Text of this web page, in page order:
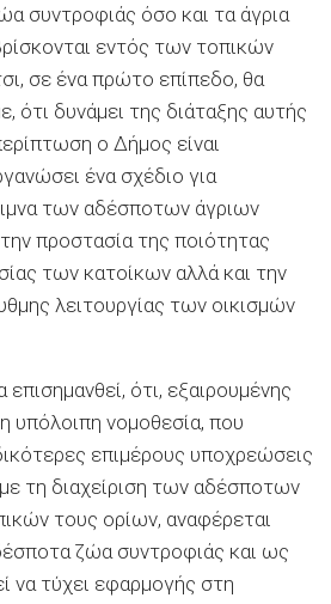
συντροφιάς όσο και τα άγρια
εντός των τοπικών
σε ένα πρώτο επίπεδο, θα
ότι δυνάμει της διάταξης αυτής
ο Δήμος είναι
ένα σχέδιο για
των αδέσποτων άγριων
προστασία της ποιότητας
των κατοίκων αλλά και την
λειτουργίας των οικισμών
ότι, εξαιρουμένης
υπόλοιπη νομοθεσία, που
επιμέρους υποχρεώσεις
τη διαχείριση των αδέσποτων
τους ορίων, αναφέρεται
ζώα συντροφιάς και ως
να τύχει εφαρμογής στη